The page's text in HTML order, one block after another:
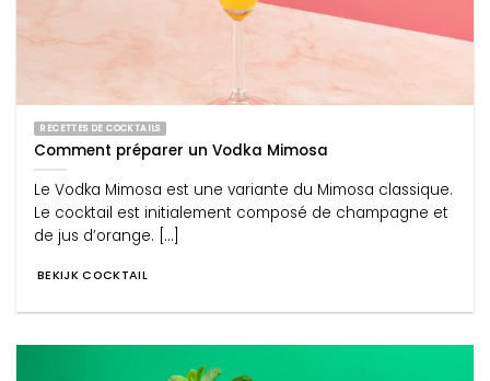
RECETTES DE COCKTAILS
Comment préparer un Vodka Mimosa
Le Vodka Mimosa est une variante du Mimosa classique.
Le cocktail est initialement composé de champagne et
de jus d’orange. [...]
BEKIJK COCKTAIL